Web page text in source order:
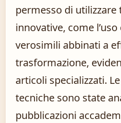
permesso di utilizzare
innovative, come
verosimili abbinati a
trasformazione,
articoli specializzati.
tecniche sono state
pubblicazioni